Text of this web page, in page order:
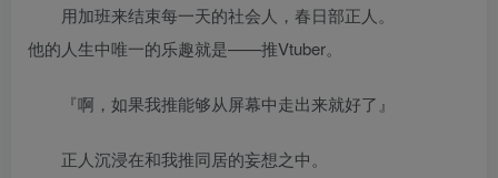
用加班来结束每一天的社会人，春日部正人。
他的人生中唯一的乐趣就是——推Vtuber。
『啊，如果我推能够从屏幕中走出来就好了』
正人沉浸在和我推同居的妄想之中。